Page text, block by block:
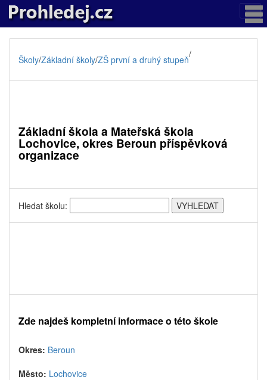
Školy/Základní školy/ZŠ první a druhý stupeň/
Základní škola a Mateřská škola
Lochovice, okres Beroun příspěvková
organizace
Hledat školu:
Zde najdeš kompletní informace o této škole
Okres: Beroun
Město: Lochovice